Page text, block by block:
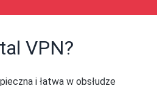
VPN?
i łatwa w obsłudze